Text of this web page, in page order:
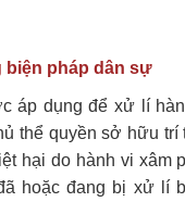
biện pháp dân sự
áp dụng để xử lí
thể quyền sở hữu trí
hại do hành vi xâm
hoặc đang bị xử lí